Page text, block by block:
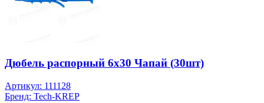
Дюбель распорный 6х30 Чапай (30шт)
Артикул: 111128
Бренд: Tech-KREP